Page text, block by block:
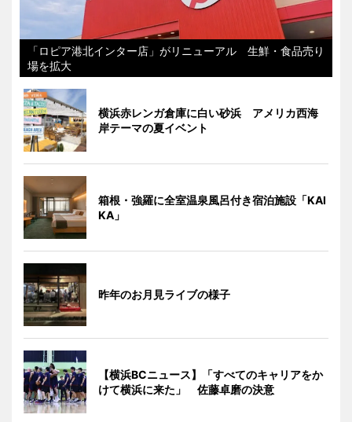
「ロピア港北インター店」がリニューアル 生鮮・食品売り
場を拡大
横浜赤レンガ倉庫に白い砂浜 アメリカ西海
岸テーマの夏イベント
箱根・強羅に全室温泉風呂付き宿泊施設「KAI
KA」
昨年のお月見ライブの様子
【横浜BCニュース】「すべてのキャリアをか
けて横浜に来た」 佐藤卓磨の決意